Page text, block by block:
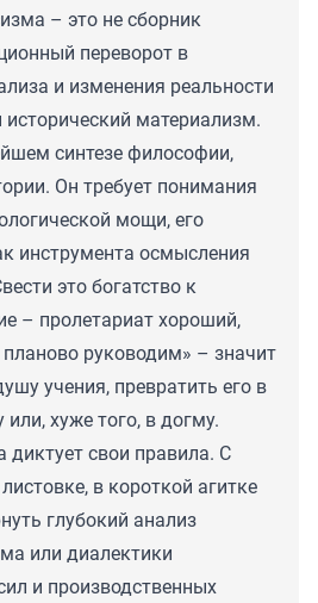
– это не сборник
переворот в
и изменения реальности
материализм.
синтезе философии,
Он требует понимания
мощи, его
инструмента осмысления
это богатство к
– пролетариат хороший,
руководим» – значит
учения, превратить его в
хуже того, в догму.
диктует свои правила. С
в короткой агитке
глубокий анализ
или диалектики
и производственных